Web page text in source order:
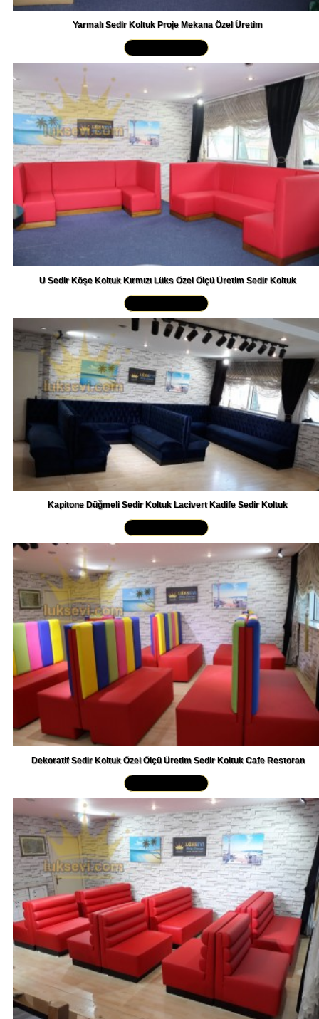
Yarmalı Sedir Koltuk Proje Mekana Özel Üretim
U Sedir Köşe Koltuk Kırmızı Lüks Özel Ölçü Üretim Sedir Koltuk
Kapitone Düğmeli Sedir Koltuk Lacivert Kadife Sedir Koltuk
Dekoratif Sedir Koltuk Özel Ölçü Üretim Sedir Koltuk Cafe Restoran